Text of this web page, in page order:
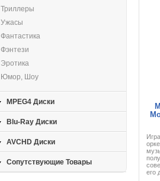
это
его
Триллеры
Ужасы
Фантастика
Фэнтези
Эротика
Юмор, Шоу
MPEG4 Диски
Blu-Ray Диски
AVCHD Диски
Сопутствующие Товары